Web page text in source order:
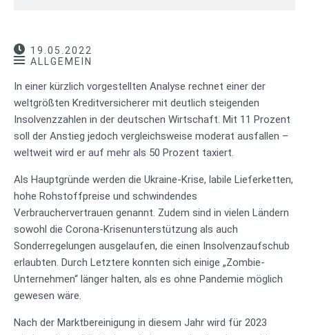
19.05.2022
ALLGEMEIN
In einer kürzlich vorgestellten Analyse rechnet einer der
weltgrößten Kreditversicherer mit deutlich steigenden
Insolvenzzahlen in der deutschen Wirtschaft. Mit 11 Prozent
soll der Anstieg jedoch vergleichsweise moderat ausfallen –
weltweit wird er auf mehr als 50 Prozent taxiert.
Als Hauptgründe werden die Ukraine-Krise, labile Lieferketten,
hohe Rohstoffpreise und schwindendes
Verbrauchervertrauen genannt. Zudem sind in vielen Ländern
sowohl die Corona-Krisenunterstützung als auch
Sonderregelungen ausgelaufen, die einen Insolvenzaufschub
erlaubten. Durch Letztere konnten sich einige „Zombie-
Unternehmen“ länger halten, als es ohne Pandemie möglich
gewesen wäre.
Nach der Marktbereinigung in diesem Jahr wird für 2023